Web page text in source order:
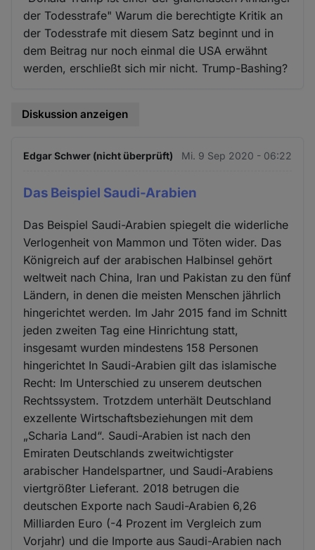
der Todesstrafe" Warum die berechtigte Kritik an
der Todesstrafe mit diesem Satz beginnt und in
dem Beitrag nur noch einmal die USA erwähnt
werden, erschließt sich mir nicht. Trump-Bashing?
Diskussion anzeigen
Edgar Schwer (nicht überprüft) Mi. 9 Sep 2020 - 06:22
Das Beispiel Saudi-Arabien
Das Beispiel Saudi-Arabien spiegelt die widerliche
Verlogenheit von Mammon und Töten wider. Das
Königreich auf der arabischen Halbinsel gehört
weltweit nach China, Iran und Pakistan zu den fünf
Ländern, in denen die meisten Menschen jährlich
hingerichtet werden. Im Jahr 2015 fand im Schnitt
jeden zweiten Tag eine Hinrichtung statt,
insgesamt wurden mindestens 158 Personen
hingerichtet In Saudi-Arabien gilt das islamische
Recht: Im Unterschied zu unserem deutschen
Rechtssystem. Trotzdem unterhält Deutschland
exzellente Wirtschaftsbeziehungen mit dem
„Scharia Land“. Saudi-Arabien ist nach den
Emiraten Deutschlands zweitwichtigster
arabischer Handelspartner, und Saudi-Arabiens
viertgrößter Lieferant. 2018 betrugen die
deutschen Exporte nach Saudi-Arabien 6,26
Milliarden Euro (-4 Prozent im Vergleich zum
Vorjahr) und die Importe aus Saudi-Arabien nach